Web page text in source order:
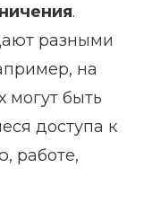
.
разными
на
могут быть
доступа к
работе,